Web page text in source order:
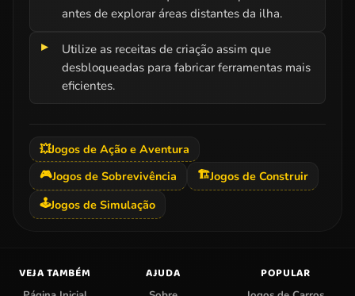
antes de explorar áreas distantes da ilha.
Utilize as receitas de criação assim que
desbloqueadas para fabricar ferramentas mais
eficientes.
💥Jogos de Ação e Aventura
🎮Jogos de Sobrevivência 🏗️Jogos de Construir
🕹️Jogos de Simulação
VEJA TAMBÉM AJUDA POPULAR